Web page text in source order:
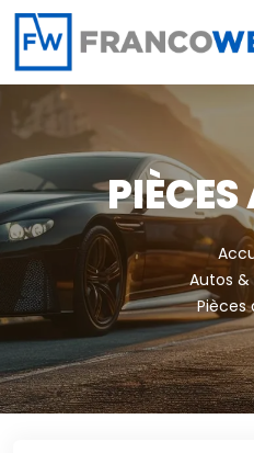
Panneau de gestion des
Autos
Pièces